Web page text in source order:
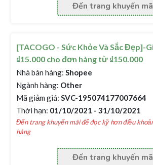
Đến trang khuyến
[TACOGO - Sức Khỏe Và Sắc Đẹp]-
₫15.000 cho đơn hàng từ ₫150.000
Nhà bán hàng: Shopee
Ngành hàng: Other
Mã giảm giá: SVC-195074177007664
Thời hạn: 01/10/2021 - 31/10/2021
Đến trang khuyến mãi để đọc kỹ hơn điều
hàng
Đến trang khuyến